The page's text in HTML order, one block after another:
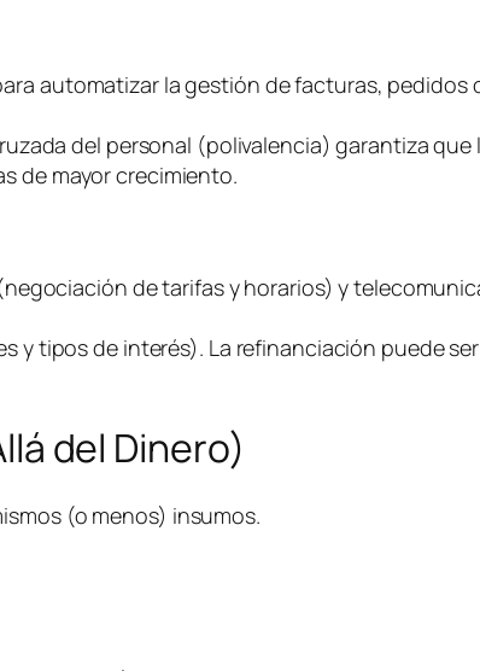
para automatizar la gestión de facturas, pedidos
del personal (polivalencia) garantiza que
de mayor crecimiento.
de tarifas y horarios) y
y tipos de interés). La refinanciación puede
del Dinero)
(o menos) insumos.